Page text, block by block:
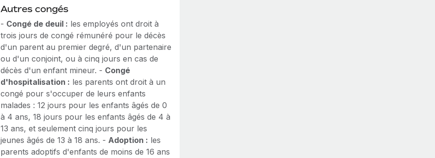
Autres congés
- Congé de deuil : les employés ont droit à
trois jours de congé rémunéré pour le décès
d'un parent au premier degré, d'un partenaire
ou d'un conjoint, ou à cinq jours en cas de
décès d'un enfant mineur. - Congé
d'hospitalisation : les parents ont droit à un
congé pour s'occuper de leurs enfants
malades : 12 jours pour les enfants âgés de 0
à 4 ans, 18 jours pour les enfants âgés de 4 à
13 ans, et seulement cinq jours pour les
jeunes âgés de 13 à 18 ans. - Adoption : les
parents adoptifs d'enfants de moins de 16 ans